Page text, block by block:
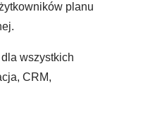
planu
wszystkich
CRM,